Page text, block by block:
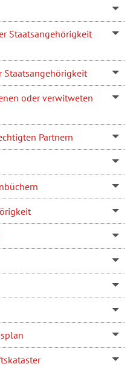
Staatsangehörigkeit
Staatsangehörigkeit
oder verwitweten
Partnern